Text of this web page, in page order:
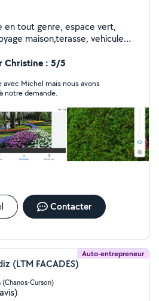
maison,terasse, vehicule
merci
Christine : 5/5
avec Michel mais nous avons
notre demande.
Contacter
Auto-entrepreneur
(LTM FACADES)
(Chanos-Curson)